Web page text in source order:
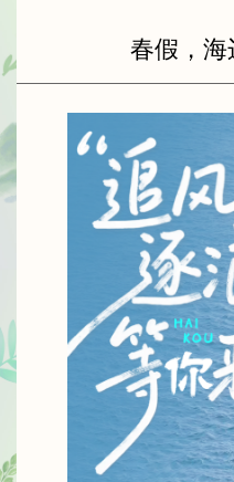
春假，